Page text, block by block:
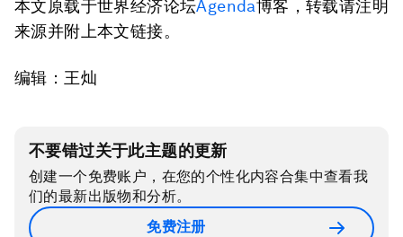
本文原载于世界经济论坛Agenda博客，转载请注明
来源并附上本文链接。
编辑：王灿
不要错过关于此主题的更新
创建一个免费账户，在您的个性化内容合集中查看我
们的最新出版物和分析。
免费注册